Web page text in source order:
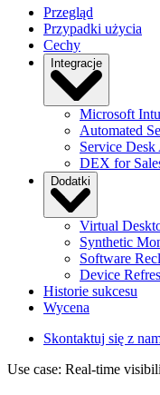
Przegląd
Przypadki użycia
Cechy
Integracje
Microsoft
Automated
Service
DEX for
Dodatki
Virtual
Synthetic
Software
Device
Historie sukcesu
Wycena
Skontaktuj się z
Use case: Real-time